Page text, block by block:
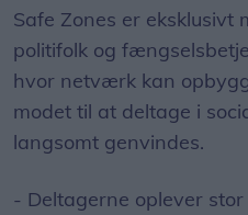
Safe Zones er eksklusivt
politifolk og
hvor netværk kan
modet til at deltage i
langsomt genvindes.
- Deltagerne oplever